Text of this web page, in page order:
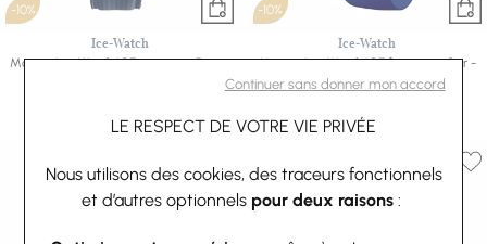
Continuer sans donner mon accord
LE RESPECT DE VOTRE VIE PRIVÉE
Nous utilisons des cookies, des traceurs fonctionnels
et d’autres optionnels pour deux raisons :
-10%
Ice-Watch
Montre Ice-Watch ICE cartoon - Dino -
15.53€ sans frais
-10%
Ice-Watch
Montre Ice-Watch ICE fantasia - Car -
Small
Ou 4x 20.23€